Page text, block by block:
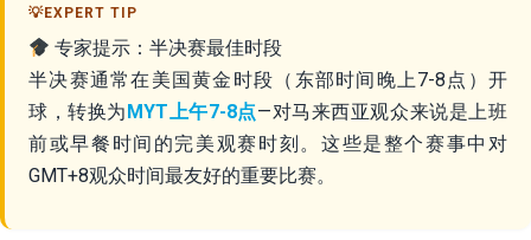
专家提示：半决赛最佳时段
半决赛通常在美国黄金时段（东部时间晚上7-8点）开
球，转换为MYT上午7-8点—对马来西亚观众来说是上班
前或早餐时间的完美观赛时刻。这些是整个赛事中对
GMT+8观众时间最友好的重要比赛。